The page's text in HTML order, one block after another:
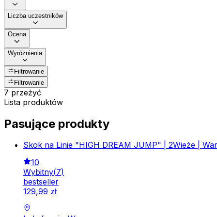
Liczba uczestników
Ocena
Wyróżnienia
Filtrowanie
Filtrowanie
7 przeżyć
Lista produktów
Pasujące produkty
Skok na Linie "HIGH DREAM JUMP" | 2Wieże |
10
Wybitny(7)
bestseller
129,99 zł